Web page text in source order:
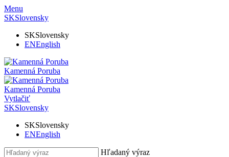
Menu
SKSlovensky
SKSlovensky
ENEnglish
Kamenná Poruba
Kamenná Poruba
Vytlačiť
SKSlovensky
SKSlovensky
ENEnglish
Hľadaný výraz